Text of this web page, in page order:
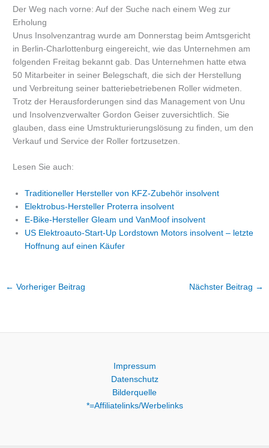
Der Weg nach vorne: Auf der Suche nach einem Weg zur
Erholung
Unus Insolvenzantrag wurde am Donnerstag beim Amtsgericht
in Berlin-Charlottenburg eingereicht, wie das Unternehmen am
folgenden Freitag bekannt gab. Das Unternehmen hatte etwa
50 Mitarbeiter in seiner Belegschaft, die sich der Herstellung
und Verbreitung seiner batteriebetriebenen Roller widmeten.
Trotz der Herausforderungen sind das Management von Unu
und Insolvenzverwalter Gordon Geiser zuversichtlich. Sie
glauben, dass eine Umstrukturierungslösung zu finden, um den
Verkauf und Service der Roller fortzusetzen.
Lesen Sie auch:
Traditioneller Hersteller von KFZ-Zubehör insolvent
Elektrobus-Hersteller Proterra insolvent
E-Bike-Hersteller Gleam und VanMoof insolvent
US Elektroauto-Start-Up Lordstown Motors insolvent – letzte
Hoffnung auf einen Käufer
← Vorheriger Beitrag Nächster Beitrag →
Impressum
Datenschutz
Bilderquelle
*=Affiliatelinks/Werbelinks